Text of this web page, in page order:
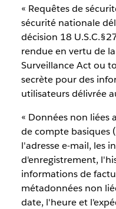
« Requêtes de
sécurité nationale
décision 18
rendue en vertu de
Surveillance Act ou
secrète pour des
utilisateurs délivrée
« Données non liées
de compte basiques
l'adresse e-mail, les
d'enregistrement,
informations de
métadonnées non
date, l'heure et